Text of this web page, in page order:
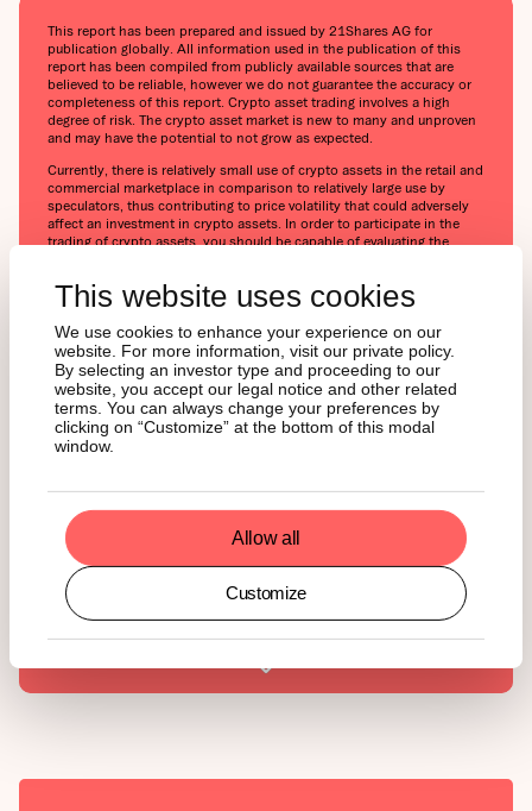
This website uses cookies
We use cookies to enhance your experience on our
website. For more information, visit our private policy.
By selecting an investor type and proceeding to our
website, you accept our legal notice and other related
terms. You can always change your preferences by
clicking on “Customize” at the bottom of this modal
window.
Allow all
Customize
This report has been prepared and issued by 21Shares AG for
publication globally. All information used in the publication of this
report has been compiled from publicly available sources that are
believed to be reliable, however we do not guarantee the accuracy or
completeness of this report. Crypto asset trading involves a high
degree of risk. The crypto asset market is new to many and unproven
and may have the potential to not grow as expected.
Currently, there is relatively small use of crypto assets in the retail and
commercial marketplace in comparison to relatively large use by
speculators, thus contributing to price volatility that could adversely
affect an investment in crypto assets. In order to participate in the
trading of crypto assets, you should be capable of evaluating the
Nothing in this email does or should be considered as an offer by
21Shares AG and/or its affiliates to sell or solicitation by 21Shares
AG or its parent of any offer to buy bitcoin or other crypto assets or
derivatives. This report is provided for information and research
purposes only and should not be construed or presented as an offer
or solicitation for any investment. The information provided does not
constitute a prospectus or any offering and does not contain or
constitute an offer to sell or solicit an offer to invest in any
jurisdiction.
uncertainties, and that actual results may differ materially from those
in the forward-looking statements as a result of various factors. The
information contained herein may not be considered as economic,
legal, tax, or other advice and users are cautioned against basing
investment decisions or other decisions solely on the content hereof.